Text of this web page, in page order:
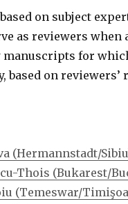
on subject
as reviewers
manuscripts for
based on reviewers’
(Hermannstadt/
Thois (Bukarest/
(Temeswar/